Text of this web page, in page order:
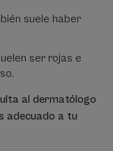
suele haber
ser rojas e
al dermatólogo
adecuado a tu